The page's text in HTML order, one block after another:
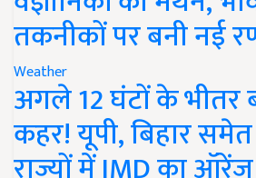
तकनीकों पर बनी नई
Weather
अगले 12 घंटों के भीतर
कहर! यूपी, बिहार